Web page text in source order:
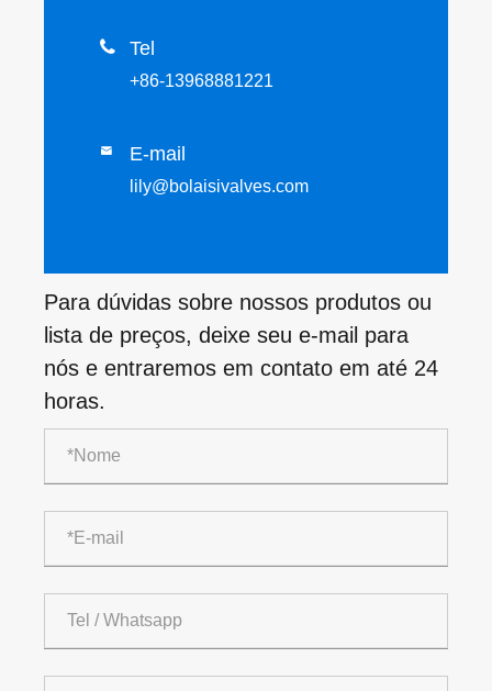
 Tel
+86-13968881221
 E-mail
lily@bolaisivalves.com
Para dúvidas sobre nossos produtos ou
lista de preços, deixe seu e-mail para
nós e entraremos em contato em até 24
horas.